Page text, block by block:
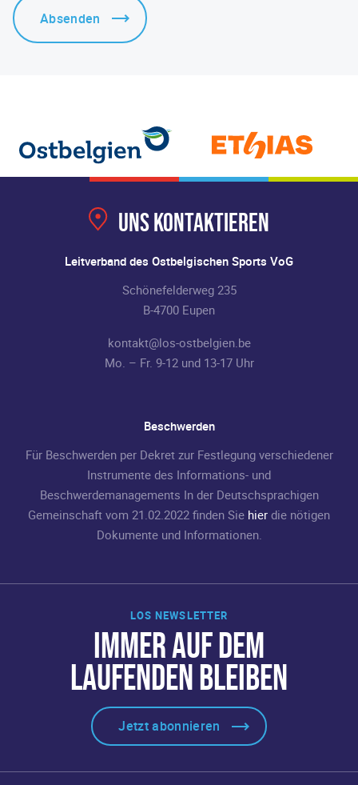
LOS NEWSLETTER
IMMER AUF DEM
LAUFENDEN BLEIBEN
Jetzt abonnieren
Uns kontaktieren
Leitverband des Ostbelgischen Sports VoG
Schönefelderweg 235
B-4700 Eupen
kontakt@los-ostbelgien.be
Mo. – Fr. 9-12 und 13-17 Uhr
Beschwerden
Für Beschwerden per Dekret zur Festlegung verschiedener
Instrumente des Informations- und
Beschwerdemanagements In der Deutschsprachigen
Gemeinschaft vom 21.02.2022 finden Sie hier die nötigen
Dokumente und Informationen.